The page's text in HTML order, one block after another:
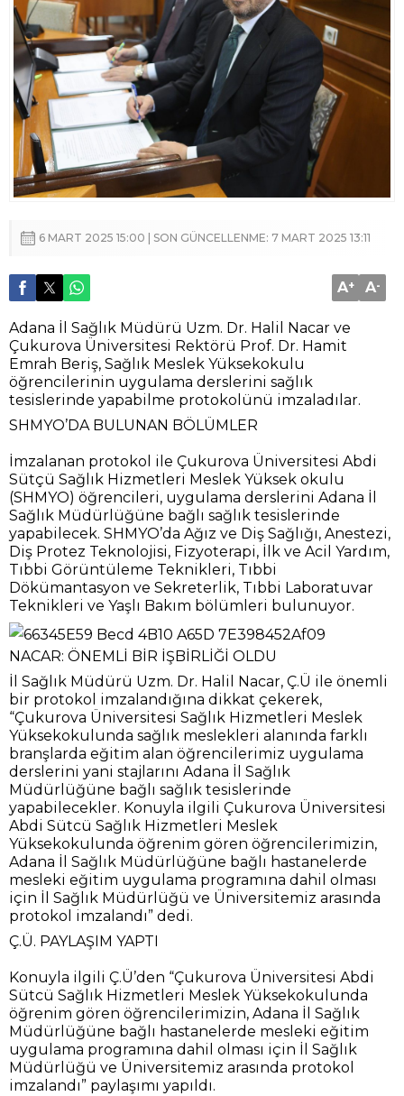
6 MART 2025 15:00 | SON GÜNCELLENME: 7 MART 2025 13:11
A+ A-
Adana İl Sağlık Müdürü Uzm. Dr. Halil Nacar ve
Çukurova Üniversitesi Rektörü Prof. Dr. Hamit
Emrah Beriş, Sağlık Meslek Yüksekokulu
öğrencilerinin uygulama derslerini sağlık
tesislerinde yapabilme protokolünü imzaladılar.
SHMYO’DA BULUNAN BÖLÜMLER
İmzalanan protokol ile Çukurova Üniversitesi Abdi
Sütçü Sağlık Hizmetleri Meslek Yüksek okulu
(SHMYO) öğrencileri, uygulama derslerini Adana İl
Sağlık Müdürlüğüne bağlı sağlık tesislerinde
yapabilecek. SHMYO’da Ağız ve Diş Sağlığı, Anestezi,
Diş Protez Teknolojisi, Fizyoterapi, İlk ve Acil Yardım,
Tıbbi Görüntüleme Teknikleri, Tıbbi
Dökümantasyon ve Sekreterlik, Tıbbi Laboratuvar
Teknikleri ve Yaşlı Bakım bölümleri bulunuyor.
NACAR: ÖNEMLİ BİR İŞBİRLİĞİ OLDU
İl Sağlık Müdürü Uzm. Dr. Halil Nacar, Ç.Ü ile önemli
bir protokol imzalandığına dikkat çekerek,
“Çukurova Üniversitesi Sağlık Hizmetleri Meslek
Yüksekokulunda sağlık meslekleri alanında farklı
branşlarda eğitim alan öğrencilerimiz uygulama
derslerini yani stajlarını Adana İl Sağlık
Müdürlüğüne bağlı sağlık tesislerinde
yapabilecekler. Konuyla ilgili Çukurova Üniversitesi
Abdi Sütcü Sağlık Hizmetleri Meslek
Yüksekokulunda öğrenim gören öğrencilerimizin,
Adana İl Sağlık Müdürlüğüne bağlı hastanelerde
mesleki eğitim uygulama programına dahil olması
için İl Sağlık Müdürlüğü ve Üniversitemiz arasında
protokol imzalandı” dedi.
Ç.Ü. PAYLAŞIM YAPTI
Konuyla ilgili Ç.Ü’den “Çukurova Üniversitesi Abdi
Sütcü Sağlık Hizmetleri Meslek Yüksekokulunda
öğrenim gören öğrencilerimizin, Adana İl Sağlık
Müdürlüğüne bağlı hastanelerde mesleki eğitim
uygulama programına dahil olması için İl Sağlık
Müdürlüğü ve Üniversitemiz arasında protokol
imzalandı” paylaşımı yapıldı.